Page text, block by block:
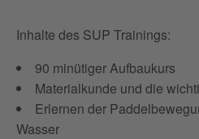
Inhalte des SUP Trainings:
90 minütiger Aufbaukurs
Materialkunde und die
Erlernen der
Wasser